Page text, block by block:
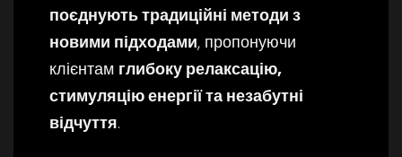
поєднують традиційні методи з
новими підходами, пропонуючи
клієнтам глибоку релаксацію,
стимуляцію енергії та незабутні
відчуття.